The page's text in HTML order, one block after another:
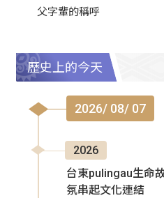
父字輩的稱呼
歷史上的今天
2026/ 08/ 07
2026
台東pulingau生命
氛串起文化連結